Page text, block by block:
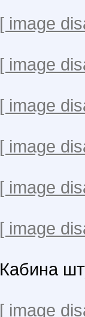
[ image
[ image
[ image
[ image
[ image
[ image
Кабина
[ image